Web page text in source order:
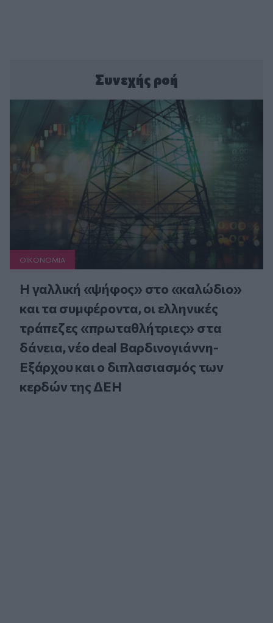
Συνεχής ροή
ΟΙΚΟΝΟΜΙΑ
Η γαλλική «ψήφος» στο «καλώδιο»
και τα συμφέροντα, οι ελληνικές
τράπεζες «πρωταθλήτριες» στα
δάνεια, νέο deal Βαρδινογιάννη-
Εξάρχου και ο διπλασιασμός των
κερδών της ΔΕΗ